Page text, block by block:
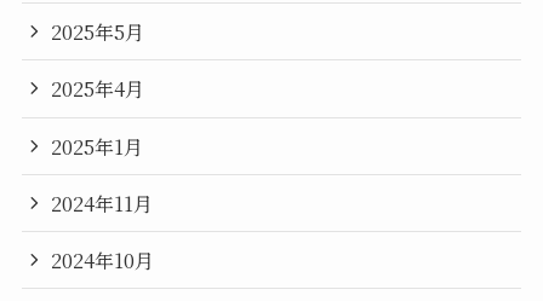
2025年5月
2025年4月
2025年1月
2024年11月
2024年10月